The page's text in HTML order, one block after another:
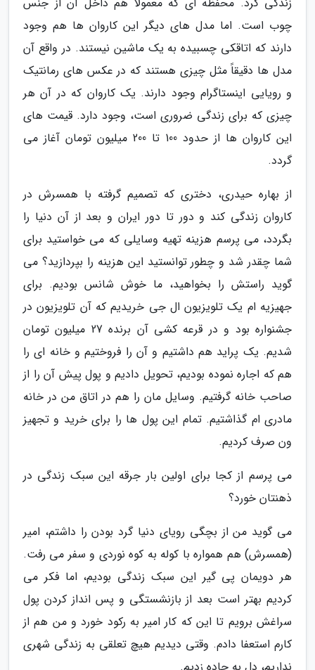
چوب است. اما مدل های دیگر این کاروان ها هم وجود
دارند که اتاقکی چسبیده به یک ماشین نیستند. در واقع آن
مدل ها دقیقاً مثل چیزی هستند که در عکس های رمانتیک
و رویایی اینستاگرام وجود دارند. یک کاروان که در آن هر
چیزی که برای زندگی ضروری است، وجود دارد. قیمت های
این کاروان ها از حدود 100 تا 200 میلیون تومان آغاز می
گردد.
از بهاره حیدری، دختری که تصمیم گرفته با همسرش در
کاروان زندگی کند و دور تا دور ایران و بعد از آن دنیا را
بگردد، می پرسم هزینه تهیه وسایلی که می خواستید برای
شما چقدر شد و چطور توانستید این هزینه را بپردازید؟ می
گوید راستش را بخواهید، ما خوش شانس بودیم. برای
جهیزیه ام یک تلویزیون ال جی خریدیم که آن تلویزیون در
جشنواره بود و در قرعه کشی آن برنده 27 میلیون تومان
شدیم. یک پراید هم داشتیم و آن را فروختیم و خانه ای را
هم که اجاره نموده بودیم، تحویل دادیم و پول پیش آن را از
صاحب خانه گرفتیم. وسایل مان را هم در اتاق من در خانه
مادری ام گذاشتیم. تمام این پول ها را برای خرید و تجهیز
ون صرف کردیم.
می پرسم از کجا برای اولین بار جرقه این سبک زندگی در
ذهنتان خورد؟
می گوید من از بچگی رویای دنیا گرد بودن را داشتم، امیر
(همسرش) هم همواره با کوله به کوه نوردی و سفر می رفت.
هر دویمان پی گیر این سبک زندگی بودیم، اما فکر می
کردیم بهتر است بعد از بازنشستگی و پس انداز کردن پول
سراغش برویم تا این که کار امیر به رکود خورد و من هم از
کارم استعفا دادم. وقتی دیدیم هیچ تعلقی به زندگی شهری